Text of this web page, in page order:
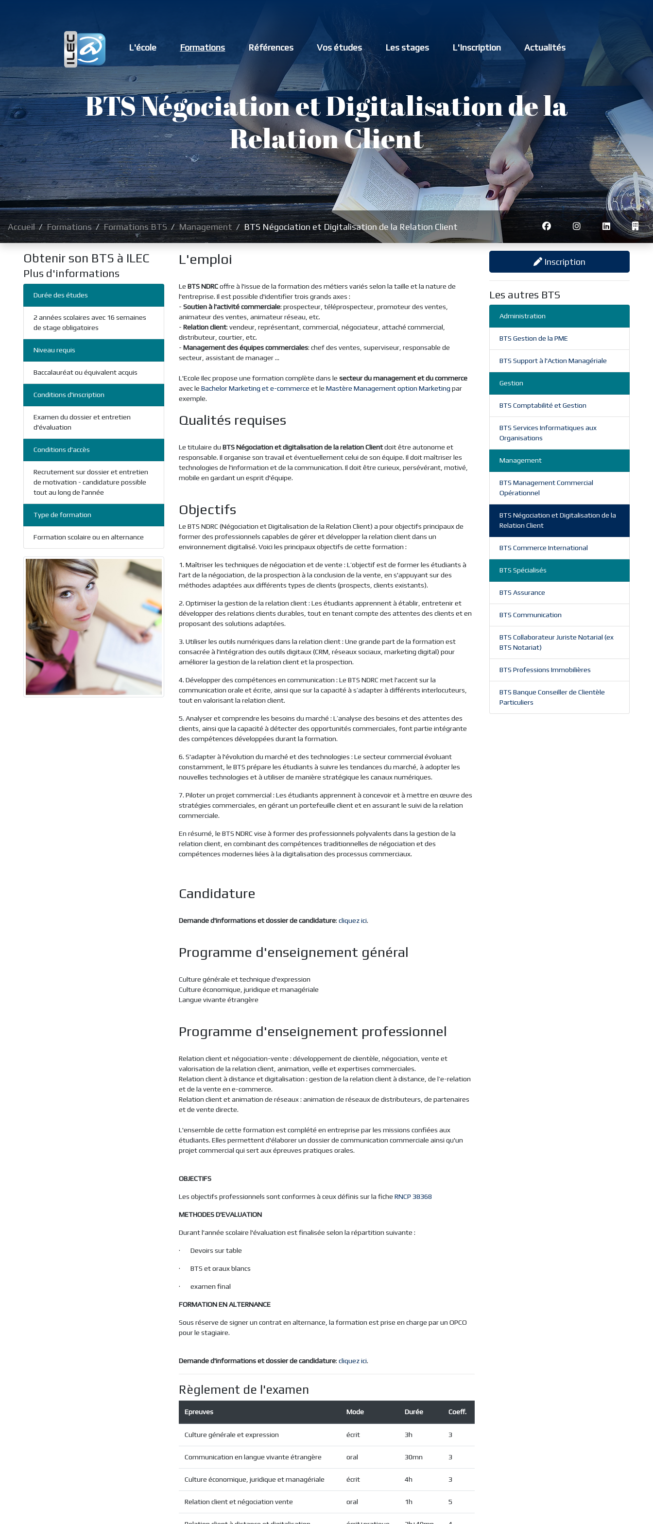
L'école Formations Références Vos études Les stages L'Inscription Actualités
BTS Négociation et Digitalisation de la
Relation Client
Accueil Formations Formations BTS Management BTS Négociation et Digitalisation de la Relation Client
Obtenir son BTS à ILEC
Plus d'informations
Durée des études
2 années scolaires avec 16 semaines
de stage obligatoires
Niveau requis
Baccalauréat ou équivalent acquis
Conditions d'inscription
Examen du dossier et entretien
d'évaluation
Conditions d'accès
Recrutement sur dossier et entretien
de motivation - candidature possible
tout au long de l'année
Type de formation
Formation scolaire ou en alternance
L'emploi
Le BTS NDRCoffre à l'issue de la formation des métiers variés selon la taille et la nature de
l'entreprise. Il est possible d'identifier trois grands axes :
- Soutien à l'activité commerciale: prospecteur, téléprospecteur, promoteur des ventes,
animateur des ventes, animateur réseau, etc.
- Relation client: vendeur, représentant, commercial, négociateur, attaché commercial,
distributeur, courtier, etc.
- Management des équipes commerciales: chef des ventes, superviseur, responsable de
secteur, assistant de manager ...
L'Ecole Ilec propose une formation complète dans le secteur du management et du commerce
avec le Bachelor Marketing et e-commerce et le Mastère Management option Marketing par
exemple.
Qualités requises
Le titulaire du BTS Négociation et digitalisation de la relation Clientdoit être autonome et
responsable. Il organise son travail et éventuellement celui de son équipe. Il doit maîtriser les
technologies de l'information et de la communication. Il doit être curieux, persévérant, motivé,
mobile en gardant un esprit d'équipe.
Objectifs
Le BTS NDRC (Négociation et Digitalisation de la Relation Client) a pour objectifs principaux de
former des professionnels capables de gérer et développer la relation client dans un
environnement digitalisé. Voici les principaux objectifs de cette formation :
1. Maîtriser les techniques de négociation et de vente : L’objectif est de former les étudiants à
l'art de la négociation, de la prospection à la conclusion de la vente, en s'appuyant sur des
méthodes adaptées aux différents types de clients (prospects, clients existants).
2. Optimiser la gestion de la relation client : Les étudiants apprennent à établir, entretenir et
développer des relations clients durables, tout en tenant compte des attentes des clients et en
proposant des solutions adaptées.
3. Utiliser les outils numériques dans la relation client : Une grande part de la formation est
consacrée à l'intégration des outils digitaux (CRM, réseaux sociaux, marketing digital) pour
améliorer la gestion de la relation client et la prospection.
4. Développer des compétences en communication : Le BTS NDRC met l'accent sur la
communication orale et écrite, ainsi que sur la capacité à s’adapter à différents interlocuteurs,
tout en valorisant la relation client.
5. Analyser et comprendre les besoins du marché : L’analyse des besoins et des attentes des
clients, ainsi que la capacité à détecter des opportunités commerciales, font partie intégrante
des compétences développées durant la formation.
6. S'adapter à l'évolution du marché et des technologies : Le secteur commercial évoluant
constamment, le BTS prépare les étudiants à suivre les tendances du marché, à adopter les
nouvelles technologies et à utiliser de manière stratégique les canaux numériques.
7. Piloter un projet commercial : Les étudiants apprennent à concevoir et à mettre en œuvre des
stratégies commerciales, en gérant un portefeuille client et en assurant le suivi de la relation
commerciale.
En résumé, le BTS NDRC vise à former des professionnels polyvalents dans la gestion de la
relation client, en combinant des compétences traditionnelles de négociation et des
compétences modernes liées à la digitalisation des processus commerciaux.
Candidature
Demande d'informations et dossier de candidature: cliquez ici.
Programme d'enseignement général
Culture générale et technique d'expression
Culture économique, juridique et managériale
Langue vivante étrangère
Programme d'enseignement professionnel
Relation client et négociation-vente : développement de clientèle, négociation, vente et
valorisation de la relation client, animation, veille et expertises commerciales.
Relation client à distance et digitalisation : gestion de la relation client à distance, de l’e-relation
et de la vente en e-commerce.
Relation client et animation de réseaux : animation de réseaux de distributeurs, de partenaires
et de vente directe.
L'ensemble de cette formation est complété en entreprise par les missions confiées aux
étudiants. Elles permettent d'élaborer un dossier de communication commerciale ainsi qu'un
projet commercial qui sert aux épreuves pratiques orales.
OBJECTIFS
Les objectifs professionnels sont conformes à ceux définis sur la fiche RNCP 38368
METHODES D'EVALUATION
Durant l'année scolaire l'évaluation est finalisée selon la répartition suivante :
· Devoirs sur table
· BTS et oraux blancs
· examen final
FORMATION EN ALTERNANCE
Sous réserve de signer un contrat en alternance, la formation est prise en charge par un OPCO
pour le stagiaire.
Demande d'informations et dossier de candidature: cliquez ici.
Règlement de l'examen
Epreuves Mode Durée Coeff.
Culture générale et expression écrit 3h 3
Communication en langue vivante étrangère oral 30mn 3
Culture économique, juridique et managériale écrit 4h 3
Relation client et négociation vente oral 1h 5
Inscription
Les autres BTS
Administration
BTS Gestion de la PME
BTS Support à l'Action Managériale
Gestion
BTS Comptabilité et Gestion
BTS Services Informatiques aux
Organisations
Management
BTS Management Commercial
Opérationnel
BTS Négociation et Digitalisation de la
Relation Client
BTS Commerce International
BTS Spécialisés
BTS Assurance
BTS Communication
BTS Collaborateur Juriste Notarial (ex
BTS Notariat)
BTS Professions Immobilières
BTS Banque Conseiller de Clientèle
Particuliers